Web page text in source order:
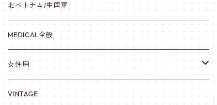
841マスク・BDUカスタム
赤ちゃん用
YARSOC
シャークマウス
海軍/USN
宇宙軍
トレーニングウエア集
ポーラテック/POLARTEC
ピンズ類 階級章(ランク)・資格章等
アメリカ軍制服
サムズミリタリ屋さん
セスラー中田商店さん
EA east asia
DRAGON ドラゴン
北ベトナム/中国軍
MEDICAL全般
女性用
ARC アメリカンレッドクロス
VINTAGE